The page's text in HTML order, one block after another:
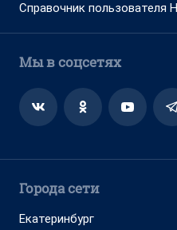
Справочник пользователя
Мы в соцсетях
Города сети
Екатеринбург